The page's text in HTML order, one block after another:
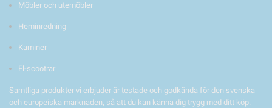
Möbler och utemöbler
Heminredning
Kaminer
El-scootrar
Samtliga produkter vi erbjuder är testade och godkända för den svenska
och europeiska marknaden, så att du kan känna dig trygg med ditt köp.